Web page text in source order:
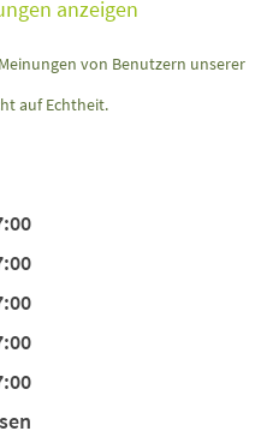
anzeigen
von Benutzern unserer
auf Echtheit.